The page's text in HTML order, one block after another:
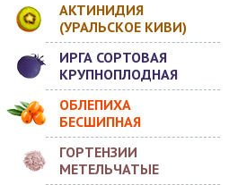
АКТИНИДИЯ
(УРАЛЬСКОЕ КИВИ)
ИРГА СОРТОВАЯ
КРУПНОПЛОДНАЯ
ОБЛЕПИХА
БЕСШИПНАЯ
ГОРТЕНЗИИ
МЕТЕЛЬЧАТЫЕ